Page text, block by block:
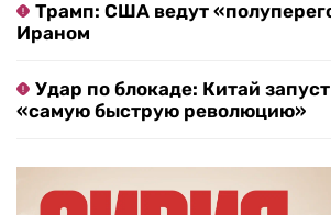
Трамп: США ведут
Ираном
Удар по блокаде: Китай
«самую быструю революцию»